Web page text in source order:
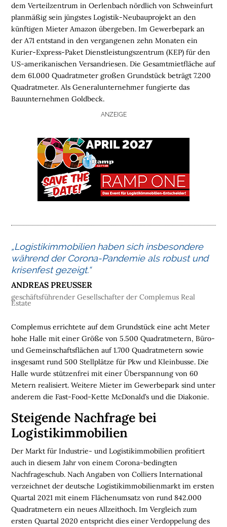
H
O
M
O
G
I
S
T
I
M
M
O
B
I
L
E
N
dem Verteilzentrum in Oerlenbach nördlich von Schweinfurt
planmäßig sein jüngstes Logistik-Neubauprojekt an den
künftigen Mieter Amazon übergeben. Im Gewerbepark an
der A71 entstand in den vergangenen zehn Monaten ein
Kurier-Express-Paket Dienstleistungszentrum (KEP) für den
US-amerikanischen Versandriesen. Die Gesamtmietfläche auf
dem 61.000 Quadratmeter großen Grundstück beträgt 7.200
Quadratmeter. Als Generalunternehmer fungierte das
Bauunternehmen Goldbeck.
Complemus errichtete auf dem Grundstück eine acht Meter
hohe Halle mit einer Größe von 5.500 Quadratmetern, Büro-
und Gemeinschaftsflächen auf 1.700 Quadratmetern sowie
insgesamt rund 500 Stellplätze für Pkw und Kleinbusse. Die
Halle wurde stützenfrei mit einer Überspannung von 60
Metern realisiert. Weitere Mieter im Gewerbepark sind unter
anderem die Fast-Food-Kette McDonald’s und die Diakonie.
Steigende Nachfrage bei
Logistikimmobilien
Der Markt für Industrie- und Logistikimmobilien profitiert
auch in diesem Jahr von einem Corona-bedingten
Nachfrageschub. Nach Angaben von Colliers International
verzeichnet der deutsche Logistikimmobilienmarkt im ersten
Quartal 2021 mit einem Flächenumsatz von rund 842.000
Quadratmetern ein neues Allzeithoch. Im Vergleich zum
ersten Quartal 2020 entspricht dies einer Verdoppelung des
ANZEIGE
„Logistikimmobilien haben sich insbesondere
während der Corona-Pandemie als robust und
krisenfest gezeigt.“
ANDREAS PREUSSER
geschäftsführender Gesellschafter der Complemus Real
Estate